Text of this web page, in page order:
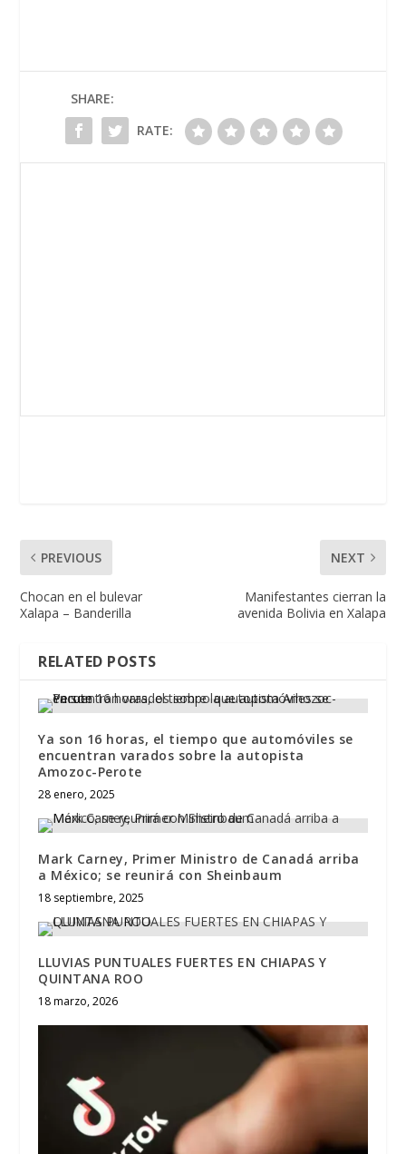
SHARE:
RATE:
PREVIOUS
Chocan en el bulevar
Xalapa – Banderilla
NEXT
Manifestantes cierran la
avenida Bolivia en Xalapa
RELATED POSTS
Ya son 16 horas, el tiempo que automóviles se
encuentran varados sobre la autopista
Amozoc-Perote
28 enero, 2025
Mark Carney, Primer Ministro de Canadá arriba
a México; se reunirá con Sheinbaum
18 septiembre, 2025
LLUVIAS PUNTUALES FUERTES EN CHIAPAS Y
QUINTANA ROO
18 marzo, 2026